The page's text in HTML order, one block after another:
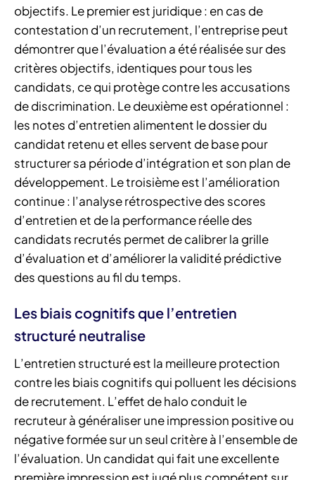
objectifs. Le premier est juridique : en cas de
contestation d’un recrutement, l’entreprise peut
démontrer que l’évaluation a été réalisée sur des
critères objectifs, identiques pour tous les
candidats, ce qui protège contre les accusations
de discrimination. Le deuxième est opérationnel :
les notes d’entretien alimentent le dossier du
candidat retenu et elles servent de base pour
structurer sa période d’intégration et son plan de
développement. Le troisième est l’amélioration
continue : l’analyse rétrospective des scores
d’entretien et de la performance réelle des
candidats recrutés permet de calibrer la grille
d’évaluation et d’améliorer la validité prédictive
des questions au fil du temps.
Les biais cognitifs que l’entretien
structuré neutralise
L’entretien structuré est la meilleure protection
contre les biais cognitifs qui polluent les décisions
de recrutement. L’effet de halo conduit le
recruteur à généraliser une impression positive ou
négative formée sur un seul critère à l’ensemble de
l’évaluation. Un candidat qui fait une excellente